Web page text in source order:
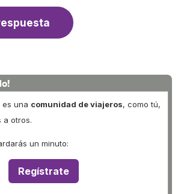
es una comunidad de viajeros, como tú,
a otros.
un minuto:
Regístrate